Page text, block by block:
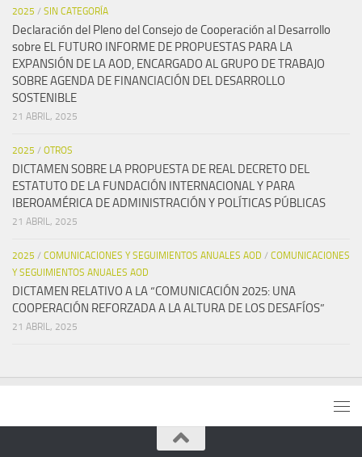
2025 / SIN CATEGORÍA
Declaración del Pleno del Consejo de Cooperación al Desarrollo
sobre EL FUTURO INFORME DE PROPUESTAS PARA LA
EXPANSIÓN DE LA AOD, ENCARGADO AL GRUPO DE TRABAJO
SOBRE AGENDA DE FINANCIACIÓN DEL DESARROLLO
SOSTENIBLE
21 ABRIL, 2025
2025 / OTROS
DICTAMEN SOBRE LA PROPUESTA DE REAL DECRETO DEL
ESTATUTO DE LA FUNDACIÓN INTERNACIONAL Y PARA
IBEROAMÉRICA DE ADMINISTRACIÓN Y POLÍTICAS PÚBLICAS
21 ABRIL, 2025
2025 / COMUNICACIONES Y SEGUIMIENTOS ANUALES AOD / COMUNICACIONES
Y SEGUIMIENTOS ANUALES AOD
DICTAMEN RELATIVO A LA “COMUNICACIÓN 2025: UNA
COOPERACIÓN REFORZADA A LA ALTURA DE LOS DESAFÍOS”
21 ABRIL, 2025